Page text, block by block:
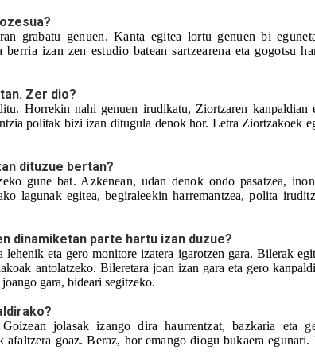
grabatu genuen. Kanta egitea lortu genuen bi
izan zen estudio batean sartzearena eta gogotsu
Zer dio?
Horrekin nahi genuen irudikatu, Ziortzaren kanpaldian
politak bizi izan ditugula denok hor. Letra Ziortzakoek
dituzue bertan?
gune bat. Azkenean, udan denok ondo pasatzea,
lagunak egitea, begiraleekin harremantzea, polita
dinamiketan parte hartu izan duzue?
eta gero monitore izatera igarotzen gara. Bilerak
antolatzeko. Bileretara joan izan gara eta gero
gara, bideari segitzeko.
jolasak izango dira haurrentzat, bazkaria eta
goaz. Beraz, hor emango diogu bukaera egunari.